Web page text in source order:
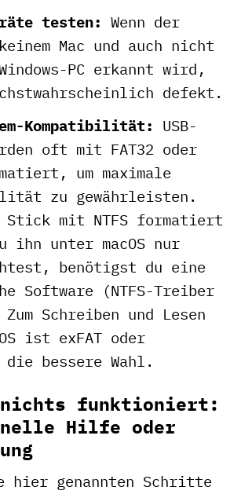
testen: Wenn der
Mac und auch nicht
PC erkannt wird,
defekt.
Kompatibilität: USB-
oft mit FAT32 oder
um maximale
zu gewährleisten.
Stick mit NTFS formatiert
ihn unter macOS nur
benötigst du eine
Software (NTFS-Treiber
Schreiben und Lesen
ist exFAT oder
die bessere Wahl.
nichts funktioniert:
Hilfe oder
genannten Schritte